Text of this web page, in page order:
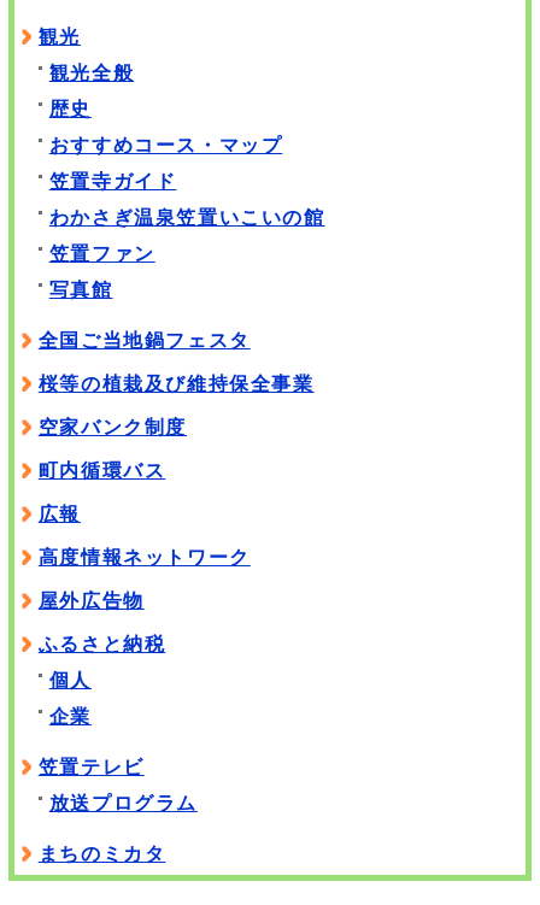
観光
観光全般
歴史
おすすめコース・マップ
笠置寺ガイド
わかさぎ温泉笠置いこいの館
笠置ファン
写真館
全国ご当地鍋フェスタ
桜等の植栽及び維持保全事業
空家バンク制度
町内循環バス
広報
高度情報ネットワーク
屋外広告物
ふるさと納税
個人
企業
笠置テレビ
放送プログラム
まちのミカタ